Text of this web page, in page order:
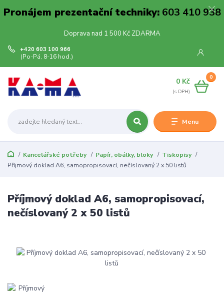
Pronájem prezentační techniky:603 410 938
Doprava nad 1 500 Kč ZDARMA
Menu
+420 603 100 966
(Po-Pá, 8-16 hod.)
0
0 Kč
Kancelářské potřeby Papír, obálky, bloky
Tiskopisy
Příjmový doklad A6, samopropisovací, nečíslovaný 2 x 50 listů
Příjmový doklad A6, samopropisovací,
nečíslovaný 2 x 50 listů